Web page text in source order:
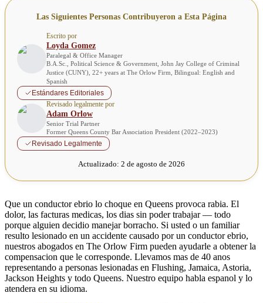
Las Siguientes Personas Contribuyeron a Esta Página
Escrito por
Loyda Gomez
Paralegal & Office Manager
B.A.Sc., Political Science & Government, John Jay College of Criminal
Justice (CUNY), 22+ years at The Orlow Firm, Bilingual: English and
Spanish
Estándares Editoriales
Revisado legalmente por
Adam Orlow
Senior Trial Partner
Former Queens County Bar Association President (2022–2023)
Revisado Legalmente
Actualizado: 2 de agosto de 2026
Que un conductor ebrio lo choque en Queens provoca rabia. El
dolor, las facturas medicas, los dias sin poder trabajar — todo
porque alguien decidio manejar borracho. Si usted o un familiar
resulto lesionado en un accidente causado por un conductor ebrio,
nuestros abogados en The Orlow Firm pueden ayudarle a obtener la
compensacion que le corresponde. Llevamos mas de 40 anos
representando a personas lesionadas en Flushing, Jamaica, Astoria,
Jackson Heights y todo Queens. Nuestro equipo habla espanol y lo
atendera en su idioma.